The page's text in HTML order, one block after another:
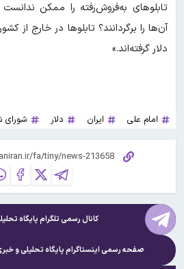
تابلوهای به‌فروش‌رفته را ممکن
آن‌ها را برگردانند؟ تابلوها در خارج از
دلار گرفته‌اند.»
امام علی ایران دلار شورای
کانال رسمی تلگرام پایگاه
صفحه رسمی اینستاگرام پایگاه تحلیلی و